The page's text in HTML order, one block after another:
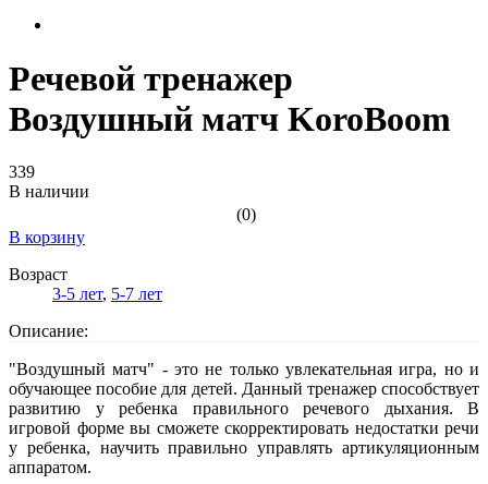
Речевой тренажер
Воздушный матч KoroBoom
339
В наличии
(0)
В корзину
Возраст
3-5 лет, 5-7 лет
Описание:
"Воздушный матч" - это не только увлекательная игра, но и
обучающее пособие для детей. Данный тренажер способствует
развитию у ребенка правильного речевого дыхания. В
игровой форме вы сможете скорректировать недостатки речи
у ребенка, научить правильно управлять артикуляционным
аппаратом.